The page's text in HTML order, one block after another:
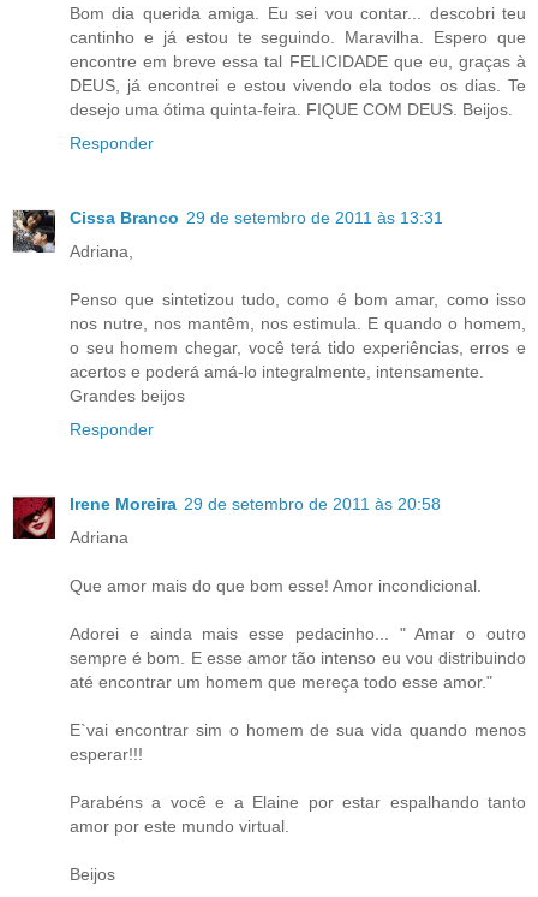
Bom dia querida amiga. Eu sei vou contar... descobri teu
cantinho e já estou te seguindo. Maravilha. Espero que
encontre em breve essa tal FELICIDADE que eu, graças à
DEUS, já encontrei e estou vivendo ela todos os dias. Te
desejo uma ótima quinta-feira. FIQUE COM DEUS. Beijos.
Responder
Cissa Branco 29 de setembro de 2011 às 13:31
Adriana,
Penso que sintetizou tudo, como é bom amar, como isso
nos nutre, nos mantêm, nos estimula. E quando o homem,
o seu homem chegar, você terá tido experiências, erros e
acertos e poderá amá-lo integralmente, intensamente.
Grandes beijos
Responder
Irene Moreira 29 de setembro de 2011 às 20:58
Adriana
Que amor mais do que bom esse! Amor incondicional.
Adorei e ainda mais esse pedacinho... " Amar o outro
sempre é bom. E esse amor tão intenso eu vou distribuindo
até encontrar um homem que mereça todo esse amor."
E`vai encontrar sim o homem de sua vida quando menos
esperar!!!
Parabéns a você e a Elaine por estar espalhando tanto
amor por este mundo virtual.
Beijos